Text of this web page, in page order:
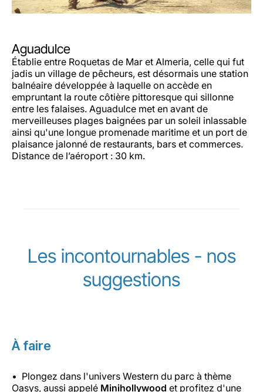
Aguadulce
Établie entre Roquetas de Mar et Almeria, celle qui fut
jadis un village de pêcheurs, est désormais une station
balnéaire développée à laquelle on accède en
empruntant la route côtière pittoresque qui sillonne
entre les falaises. Aguadulce met en avant de
merveilleuses plages baignées par un soleil inlassable
ainsi qu'une longue promenade maritime et un port de
plaisance jalonné de restaurants, bars et commerces.
Distance de l’aéroport : 30 km.
Les incontournables - nos
suggestions
À faire
Plongez dans l'univers Western du parc à thème
Oasys, aussi appelé Minihollywood et profitez d'une